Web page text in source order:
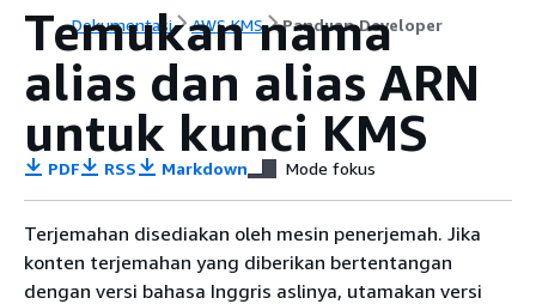
Dokumentasi AWS KMS Panduan Developer
Temukan nama
alias dan alias ARN
untuk kunci KMS
PDF RSS Markdown Mode fokus
Terjemahan disediakan oleh mesin penerjemah. Jika
konten terjemahan yang diberikan bertentangan
dengan versi bahasa Inggris aslinya, utamakan versi